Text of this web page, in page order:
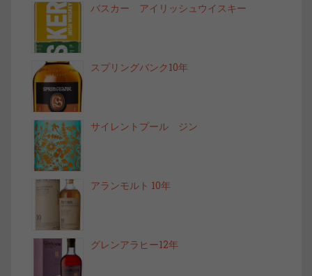
バスカー アイリッシュウイスキー
スプリングバンク10年
サイレントプール ジン
アランモルト 10年
グレンアラヒー12年